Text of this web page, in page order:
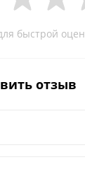
быстрой
отзыв